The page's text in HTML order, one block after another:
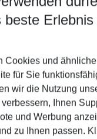
wählen
07.08.27 5-8 Nächte
Keine Kinder
Mehr Filter
beste Erlebnis
Cookies und
für Sie
wir die Nutzung
Ihnen
und Werbung
zu Ihnen passen.